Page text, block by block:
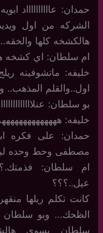
حمدان: عااااااااااد
الشركه من اول
هالكشخه كلها
ام سلطان: اي كشخه
خليفه: ماتشوفينه
اول..والقلم
بو سلطان:
خليفه:
حمدان: على فكره
مصطفى وحط وحده
ام سلطان:
عيل..؟؟؟
كانت تكلم ريلها
الظحك… وبو
سلطان يسوي